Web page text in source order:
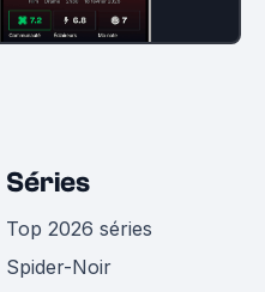
Séries
Top 2026 séries
Spider-Noir